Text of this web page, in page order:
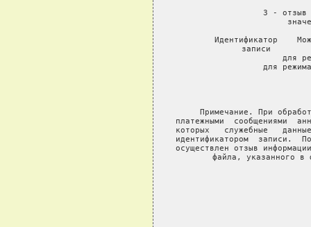
3 -
Идентификатор
записи
для
для
Примечание. При
платежными  сообщениями
которых   служебные
идентификатором  записи.
осуществлен отзыв
файла, указанного